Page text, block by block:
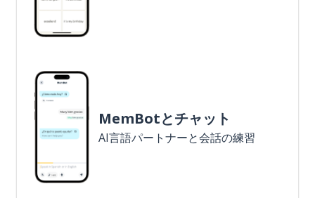
MemBotとチャット
AI言語パートナーと会話の練習